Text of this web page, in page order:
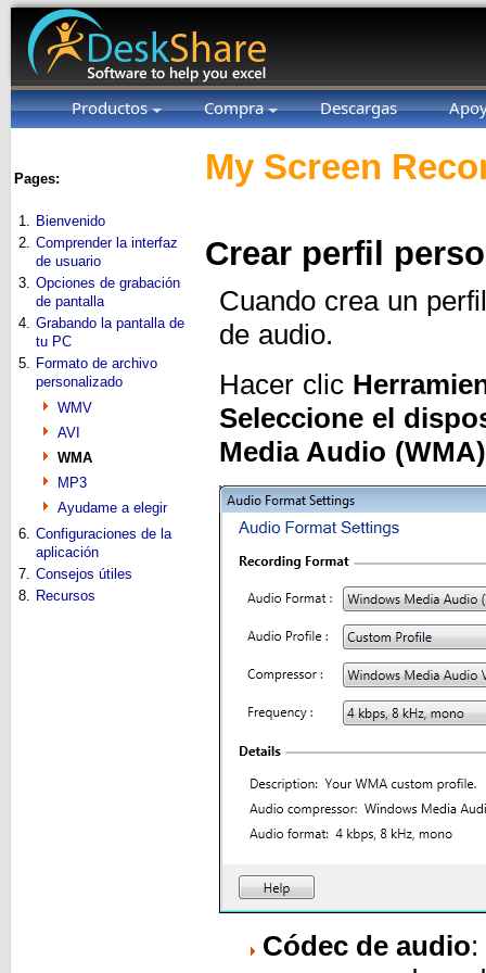
Productos Compra Descargas
Pages:
1. Bienvenido
2. Comprender la interfaz
de usuario
3. Opciones de grabación
de pantalla
4. Grabando la pantalla de
tu PC
5. Formato de archivo
personalizado
WMV
AVI
WMA
MP3
Ayudame a elegir
6. Configuraciones de la
aplicación
7. Consejos útiles
8. Recursos
My Screen
Crear perfil
Cuando crea un
de audio.
Hacer clic
Seleccione el
Media Audio (WMA)
Códec de audio: